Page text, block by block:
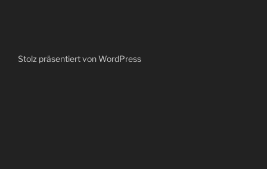
Stolz präsentiert von WordPress